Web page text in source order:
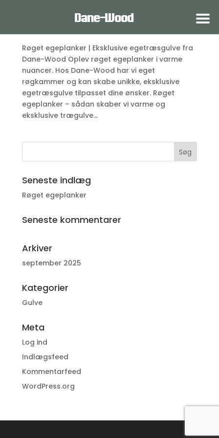
Røget egeplanker
Røget egeplanker | Eksklusive egetræsgulve fra
Dane-Wood Oplev røget egeplanker i varme
nuancer. Hos Dane-Wood har vi eget
røgkammer og kan skabe unikke, eksklusive
egetræsgulve tilpasset dine ønsker. Røget
egeplanker – sådan skaber vi varme og
eksklusive trægulve...
Seneste indlæg
Røget egeplanker
Seneste kommentarer
Arkiver
september 2025
Kategorier
Gulve
Meta
Log ind
Indlægsfeed
Kommentarfeed
WordPress.org
Dane-Wood®